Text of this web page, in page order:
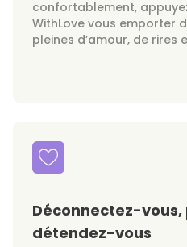
confortablement,
WithLove vous emporter
pleines d’amour, de rires
Déconnectez-
détendez-vous